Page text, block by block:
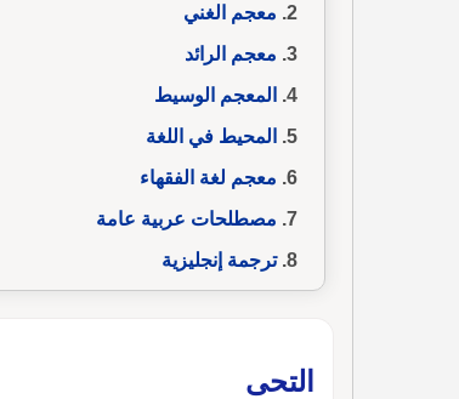
معجم الغني
معجم الرائد
المعجم الوسيط
المحيط في اللغة
معجم لغة الفقهاء
مصطلحات عربية عامة
ترجمة إنجليزية
التحى